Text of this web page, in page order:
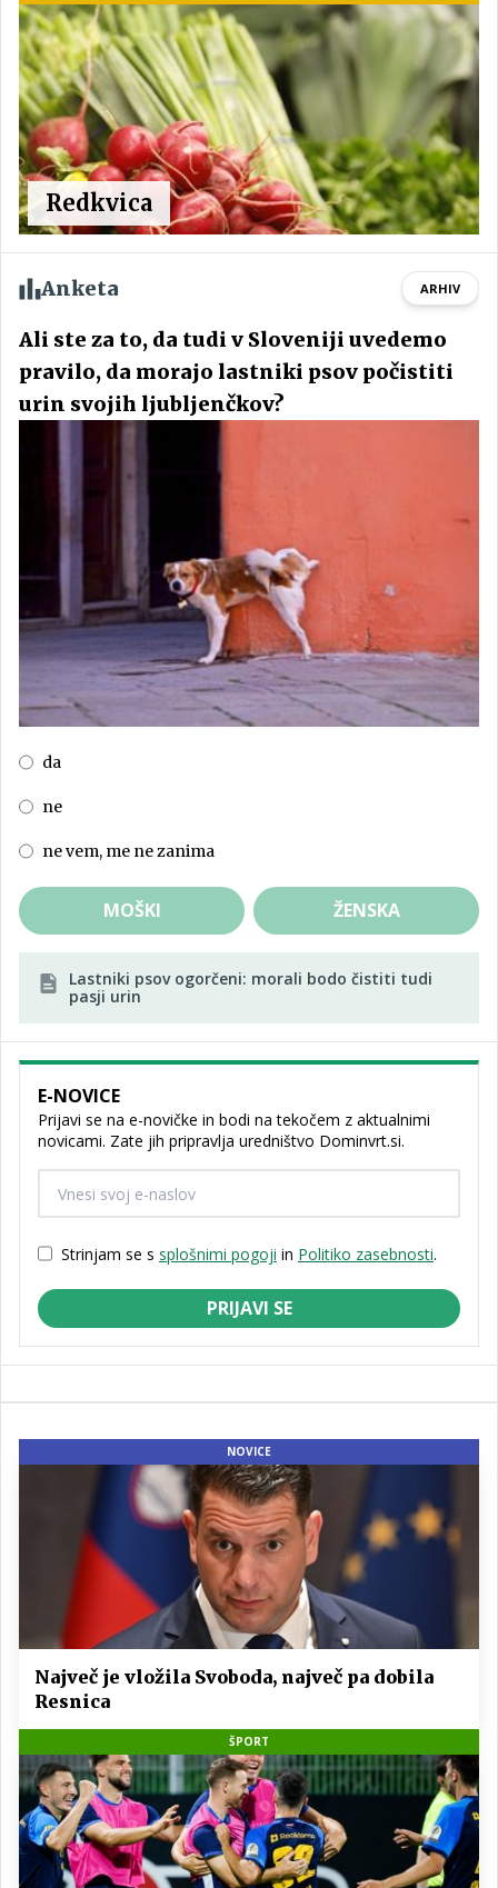
Redkvica
Anketa ARHIV
Ali ste za to, da tudi v Sloveniji uvedemo
pravilo, da morajo lastniki psov počistiti
urin svojih ljubljenčkov?
da
ne
ne vem, me ne zanima
MOŠKI ŽENSKA
Lastniki psov ogorčeni: morali bodo čistiti tudi
pasji urin
E-NOVICE
Prijavi se na e-novičke in bodi na tekočem z aktualnimi
novicami. Zate jih pripravlja uredništvo Dominvrt.si.
Strinjam se s splošnimi pogoji in Politiko zasebnosti.
PRIJAVI SE
NOVICE
Največ je vložila Svoboda, največ pa dobila
Resnica
ŠPORT